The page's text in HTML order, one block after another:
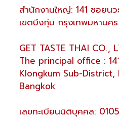
สำนักงานใหญ่: 141 ซอยน
เขตบึงกุ่ม กรุงเทพมหานคร
GET TASTE THAI CO.,
The principal office :
Klongkum Sub-
Bangkok
เลขทะเบียนนิติบุคคล: